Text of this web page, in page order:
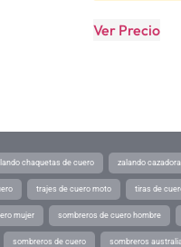
Ver Precio
chaquetas de cuero zalando
trajes de cuero moto tiras de
mujer sombreros de cuero hombre
sombreros de cuero sombreros